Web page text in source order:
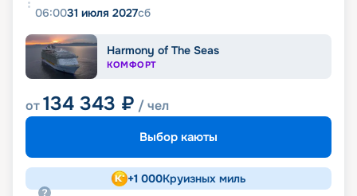
06:0031 июля 2027сб
Harmony of The Seas
КОМФОРТ
от134 343 ₽ / чел
Выбор каюты
+1 000Круизных миль